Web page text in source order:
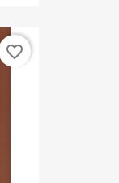
favorite_border